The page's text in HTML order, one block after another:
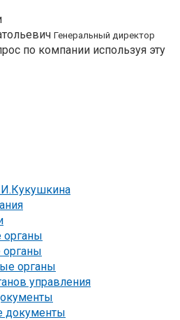
Генеральный директор
по компании используя эту
органы
органы
управления
документы